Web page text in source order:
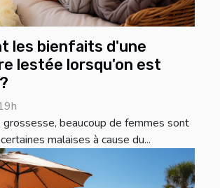
les bienfaits d'une
lestée lorsqu'on est
grossesse, beaucoup de femmes sont
malaises à cause du...